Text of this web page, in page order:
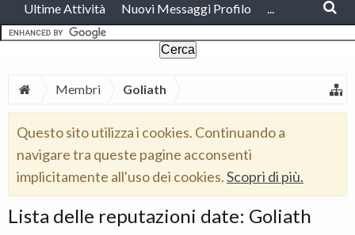
Ultime Attività Nuovi Messaggi Profilo ...
Membri Goliath
Questo sito utilizza i cookies. Continuando a
navigare tra queste pagine acconsenti
implicitamente all'uso dei cookies.Scopri di più.
Lista delle reputazioni date: Goliath